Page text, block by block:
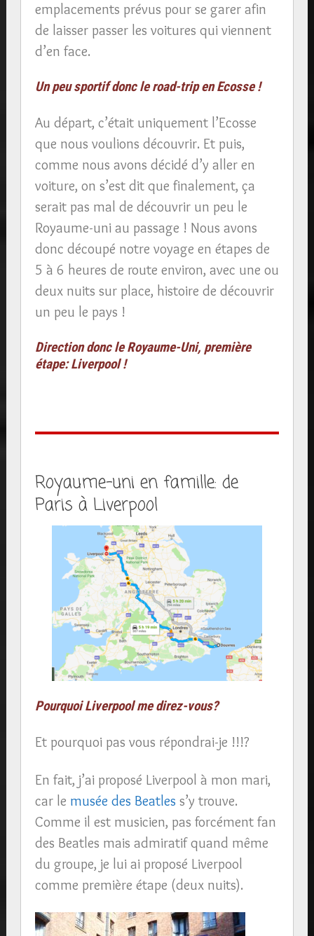
emplacements prévus pour se garer afin
de laisser passer les voitures qui viennent
d’en face.
Un peu sportif donc le road-trip en Ecosse !
Au départ, c’était uniquement l’Ecosse
que nous voulions découvrir. Et puis,
comme nous avons décidé d’y aller en
voiture, on s’est dit que finalement, ça
serait pas mal de découvrir un peu le
Royaume-uni au passage ! Nous avons
donc découpé notre voyage en étapes de
5 à 6 heures de route environ, avec une ou
deux nuits sur place, histoire de découvrir
un peu le pays !
Direction donc le Royaume-Uni, première
étape: Liverpool !
Royaume-uni en famille: de
Paris à Liverpool
Pourquoi Liverpool me direz-vous?
Et pourquoi pas vous répondrai-je !!!?
En fait, j’ai proposé Liverpool à mon mari,
car le musée des Beatles s’y trouve.
Comme il est musicien, pas forcément fan
des Beatles mais admiratif quand même
du groupe, je lui ai proposé Liverpool
comme première étape (deux nuits).